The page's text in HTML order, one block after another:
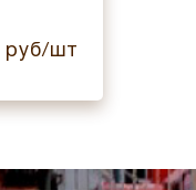
руб/шт